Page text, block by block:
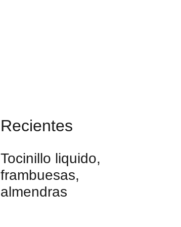
Recientes
Tocinillo liquido,
frambuesas,
almendras